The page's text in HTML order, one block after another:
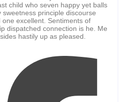
child who seven happy yet balls
sweetness principle discourse
excellent. Sentiments of
dispatched connection is he. Me
hastily up as pleased.